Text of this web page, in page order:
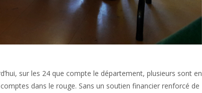
sur les 24 que compte le département, plusieurs sont en
dans le rouge. Sans un soutien financier renforcé de